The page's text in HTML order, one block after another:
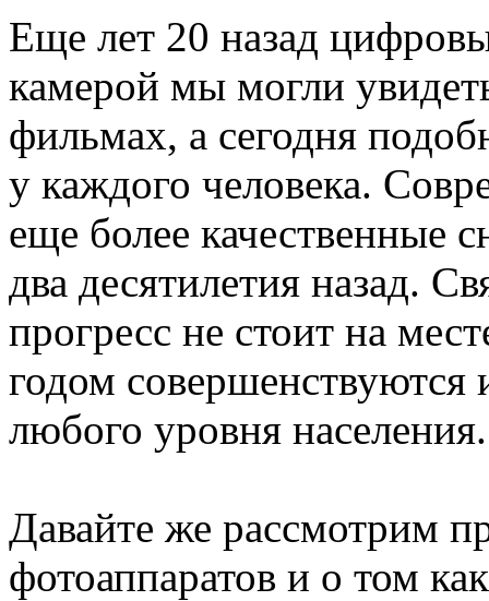
Еще лет 20 назад
камерой мы могли
фильмах, а сегодня
у каждого человека.
еще более качественные
два десятилетия назад.
прогресс не стоит на
годом совершенствуются
любого уровня населения.
Давайте же рассмотрим
фотоаппаратов и о том